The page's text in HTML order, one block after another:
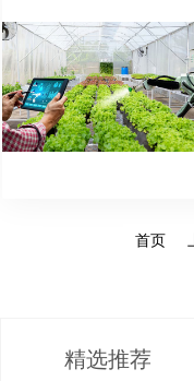
首页
精选推荐